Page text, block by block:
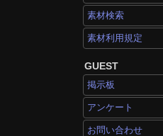
素材検索
素材利用規定
GUEST
掲示板
アンケート
お問い合わせ